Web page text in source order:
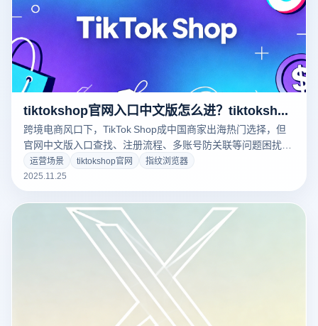
tiktokshop官网入口中文版怎么进？tiktokshop官网怎么下载注册？
跨境电商风口下，TikTok Shop成中国商家出海热门选择，但
官网中文版入口查找、注册流程、多账号防关联等问题困扰众
多商家。本文详解TikTok Shop官网中文版访问与下载注册全
流程，结合云登电商浏览器多开、指纹隔离等核心功能，提供
安全高效的运营解决方案，助力商家轻松布局海外市场！
运营场景 tiktokshop官网
指纹浏览器
2025.11.25